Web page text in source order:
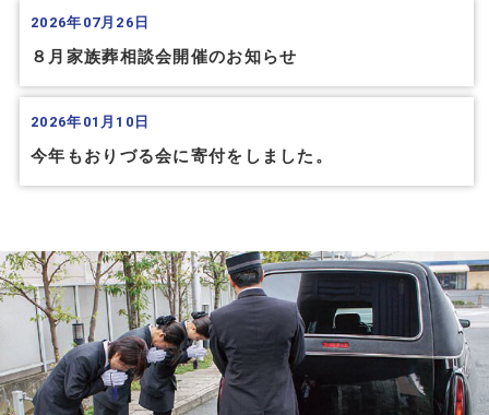
2026年07月26日
８月家族葬相談会開催のお知らせ
2026年01月10日
今年もおりづる会に寄付をしました。